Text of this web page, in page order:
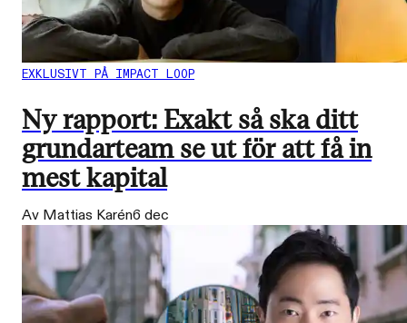
EXKLUSIVT PÅ IMPACT LOOP
Ny rapport: Exakt så ska ditt
grundarteam se ut för att få in
mest kapital
Av Mattias Karén6 dec